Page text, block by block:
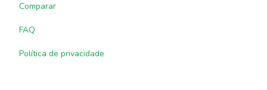
Comparar
FAQ
Política de privacidade